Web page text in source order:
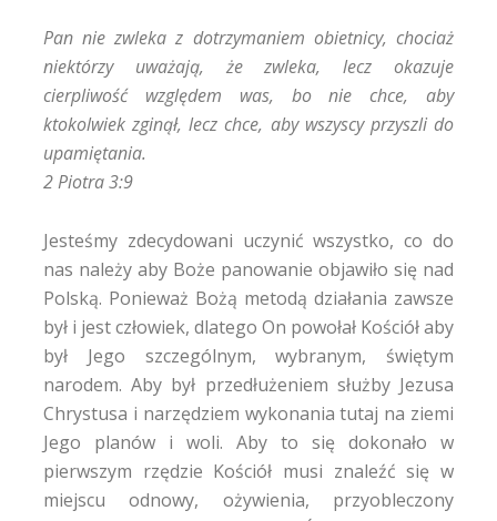
Pan nie zwleka z dotrzymaniem obietnicy, chociaż
niektórzy uważają, że zwleka, lecz okazuje
cierpliwość względem was, bo nie chce, aby
ktokolwiek zginął, lecz chce, aby wszyscy przyszli do
upamiętania.
2 Piotra 3:9
Jesteśmy zdecydowani uczynić wszystko, co do
nas należy aby Boże panowanie objawiło się nad
Polską. Ponieważ Bożą metodą działania zawsze
był i jest człowiek, dlatego On powołał Kościół aby
był Jego szczególnym, wybranym, świętym
narodem. Aby był przedłużeniem służby Jezusa
Chrystusa i narzędziem wykonania tutaj na ziemi
Jego planów i woli. Aby to się dokonało w
pierwszym rzędzie Kościół musi znaleźć się w
miejscu odnowy, ożywienia, przyobleczony